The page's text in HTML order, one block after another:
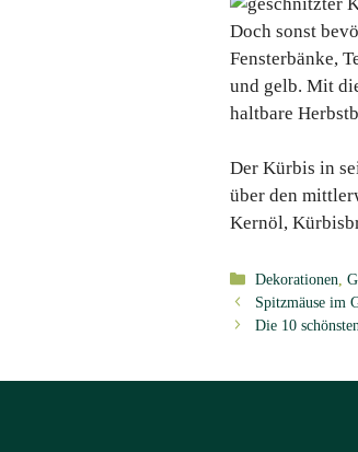
Doch sonst
Fensterbänke,
und gelb. Mit
haltbare
Der Kürbis in
über den
Kernöl,
Kategorien
Dekorationen
Spitzmäuse im
Die 10